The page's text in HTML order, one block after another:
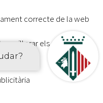
dades Mapa del lloc
correcte de la web
millorar els serveis del